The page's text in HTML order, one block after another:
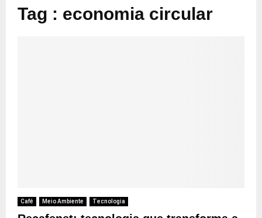
Tag : economia circular
Café Meio Ambiente Tecnologia